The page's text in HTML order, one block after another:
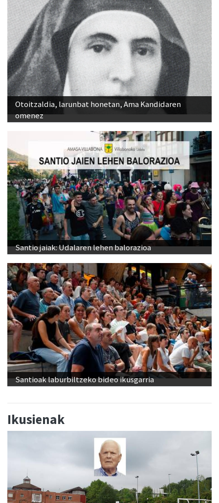
Otoitzaldia, larunbat honetan, Ama Kandidaren
omenez
Santio jaiak: Udalaren lehen balorazioa
Santioak laburbiltzeko bideo ikusgarria
Ikusienak